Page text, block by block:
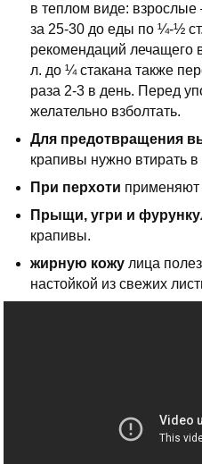
в теплом виде: взрослые
за 25-30 до еды по ¼-½
рекомендаций лечащего
л. до ¼ стакана также
раза 2-3 в день. Перед
желательно взболтать.
Для предотвращения
крапивы нужно втирать
При перхоти применяют
Прыщи, угри и
крапивы.
жирную кожу лица
настойкой из свежих